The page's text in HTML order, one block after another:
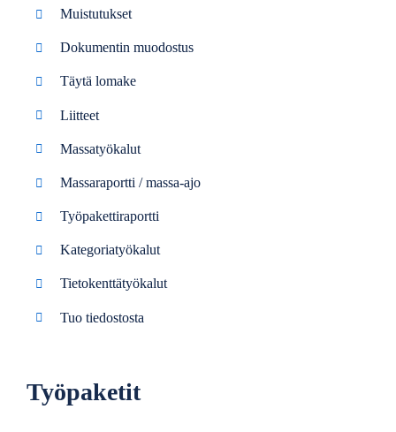
Muistutukset
Dokumentin muodostus
Täytä lomake
Liitteet
Massatyökalut
Massaraportti / massa-ajo
Työpakettiraportti
Kategoriatyökalut
Tietokenttätyökalut
Tuo tiedostosta
Työpaketit